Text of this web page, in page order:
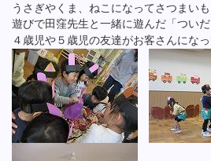
うさぎやくま、ねこになってさつまい
遊びで田窪先生と一緒に遊んだ「つい
４歳児や５歳児の友達がお客さんにな